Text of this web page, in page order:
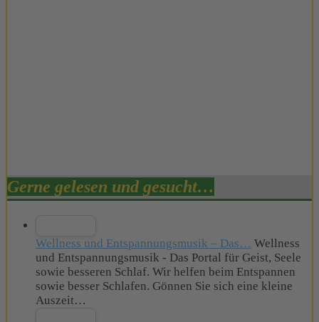
Gerne gelesen und gesucht…
Wellness und Entspannungsmusik – Das… Wellness
und Entspannungsmusik - Das Portal für Geist, Seele
sowie besseren Schlaf. Wir helfen beim Entspannen
sowie besser Schlafen. Gönnen Sie sich eine kleine
Auszeit…